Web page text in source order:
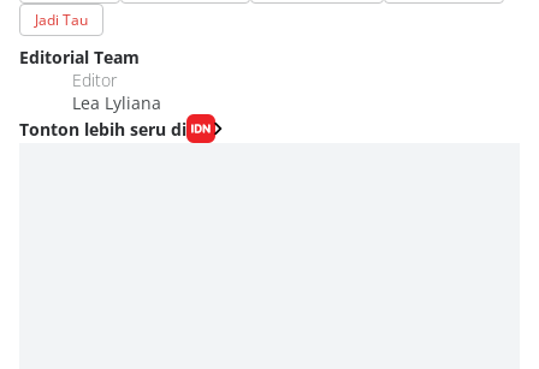
Jadi Tau
Editorial Team
Editor
Lea Lyliana
Tonton lebih seru di